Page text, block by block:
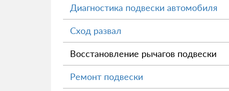
Диагностика подвески автомобиля
Сход развал
Восстановление рычагов подвески
Ремонт подвески